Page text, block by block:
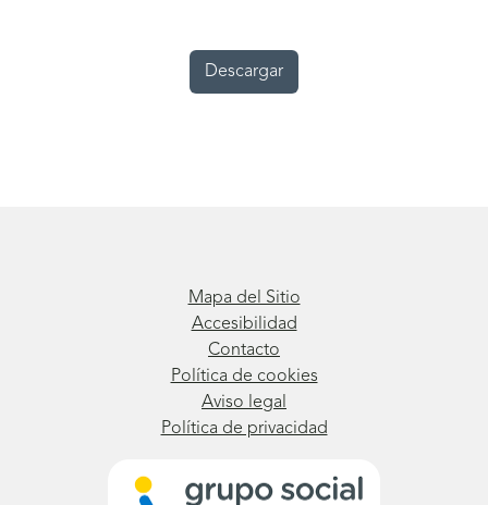
Descargar
Mapa del Sitio
Accesibilidad
Contacto
Política de cookies
Aviso legal
Política de privacidad